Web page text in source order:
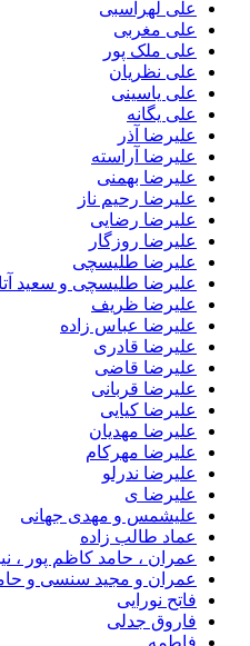
علی لهراسبی
علی مغربی
علی ملک پور
علی نظریان
علی یاسینی
علی یگانه
علیرضا آذر
علیرضا آراسته
علیرضا بهمنی
علیرضا رحیم ناز
علیرضا رضایی
علیرضا روزگار
علیرضا طلیسچی
علیرضا طلیسچی و سعید
علیرضا ظریف
علیرضا عباس زاده
علیرضا قادری
علیرضا قاضی
علیرضا قربانی
علیرضا کیایی
علیرضا مهدیان
علیرضا مهرکام
علیرضا ندرلو
علیرضا ی
علیشمس و مهدی جهانی
عماد طالب زاده
عمران ، حامد کاظم پور ،
عمران و مجید سنسی و
فاتح نورایی
فاروق جدلی
فاطمه